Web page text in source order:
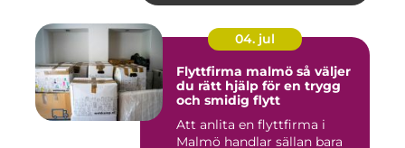
04. jul
Flyttfirma malmö så väljer
du rätt hjälp för en trygg
och smidig flytt
Att anlita en flyttfirma i
Malmö handlar sällan bara